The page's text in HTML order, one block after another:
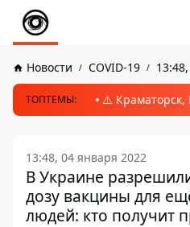
Новости COVID-19
ТОПТЕМЫ: ⚠️ Краматорск,
13:48, 04 января 2022
В Украине
дозу вакцины для
людей: кто получит